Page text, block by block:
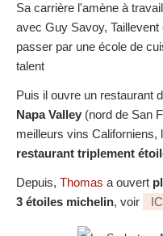
Sa carrière l'amène à
avec Guy Savoy,
passer par une école de
talent
Puis il ouvre un restaurant
Napa Valley (nord de San
meilleurs vins Californiens,
restaurant triplement
Depuis, Thomas a ouvert
3 étoiles michelin, voir